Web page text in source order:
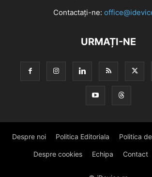
Contactați-ne:
URMAȚI-NE
Despre noi Politica Editoriala Politica
Despre cookies Echipa Contact